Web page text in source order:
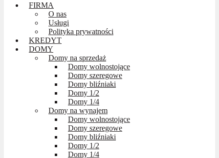
FIRMA
O nas
Usługi
Polityka prywatności
KREDYT
DOMY
Domy na sprzedaż
Domy wolnostojące
Domy szeregowe
Domy bliźniaki
Domy 1/2
Domy 1/4
Domy na wynajem
Domy wolnostojące
Domy szeregowe
Domy bliźniaki
Domy 1/2
Domy 1/4